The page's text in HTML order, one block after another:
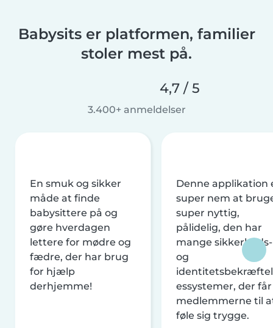
Babysits er platformen, familier
stoler mest på.
4,7 / 5
3.400+ anmeldelser
En smuk og sikker
måde at finde
babysittere på og
gøre hverdagen
lettere for mødre og
fædre, der har brug
for hjælp
derhjemme!
Denne applikation
super nem at
super nyttig,
pålidelig, den har
mange sikkerheds-
og
essystemer, der får
medlemmerne til
føle sig trygge.